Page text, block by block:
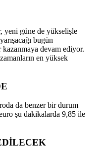
yeni güne de yükselişle
bugün
kazanmaya devam ediyor.
en yüksek
da benzer bir durum
şu dakikalarda 9,85 ile